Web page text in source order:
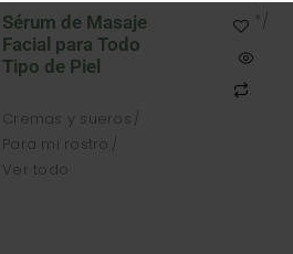
Sérum de Masaje
Facial para Todo
Tipo de Piel
Cremas y sueros
Para mi rostro
Ver todo
*/